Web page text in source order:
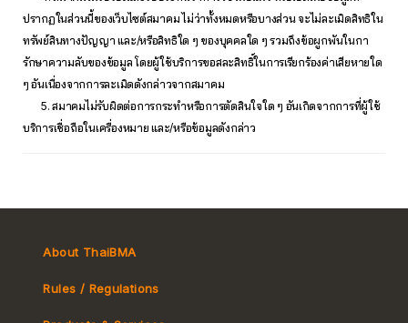
ปรากฏในส่วนนี้ของเว็บไซต์สมาคม ไม่ว่าทั้งหมดหรือบางส่วน จะไม่ละเมิดสิทธิใน
ทรัพย์สินทางปัญญา และ/หรือสิทธิใด ๆ ของบุคคลใด ๆ รวมถึงข้อผูกพันในกา
รักษาความลับของข้อมูล โดยผู้ใช้บริการขอสละสิทธิ์ในการเรียกร้องค่าเสียหายใด
ๆ อันเนื่องจากการละเมิดดังกล่าวจากสมาคม
5. สมาคมไม่รับผิดต่อการกระทำหรือการตัดสินใจใด ๆ อันเกิดจากการที่ผู้ใช้
บริการเชื่อถือในเครื่องหมาย และ/หรือข้อมูลดังกล่าว
About ThaiBMA
Rules / Regulations